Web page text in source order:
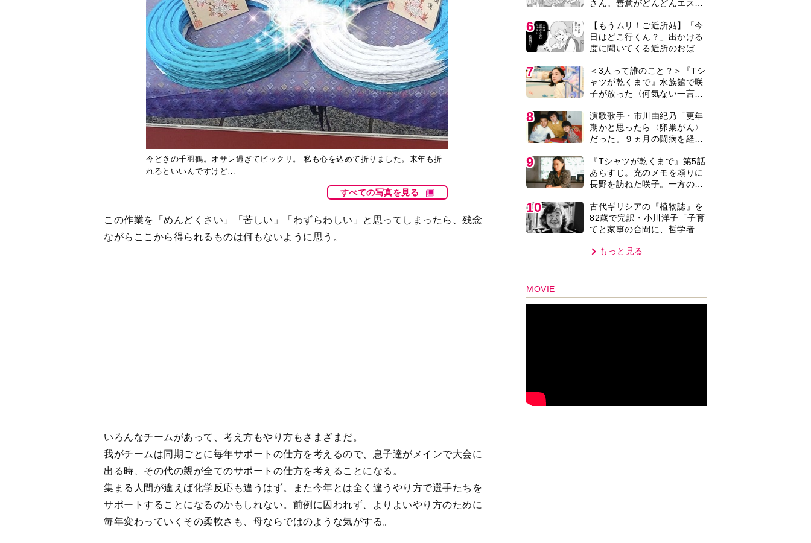
今どきの千羽鶴。オサレ過ぎてビックリ。 私も心を込めて折りました。来年も折
れるといいんですけど…
すべての写真を見る
この作業を「めんどくさい」「苦しい」「わずらわしい」と思ってしまったら、残念
いろんなチームがあって、考え方もやり方もさまざまだ。
我がチームは同期ごとに毎年サポートの仕方を考えるので、息子達がメインで大会に
子育て時代の宝物
＜ 4 5 6 7 8
てと家事の合間に、哲学者テ
年」もっと見る
MOVIE
編集部おすすめ